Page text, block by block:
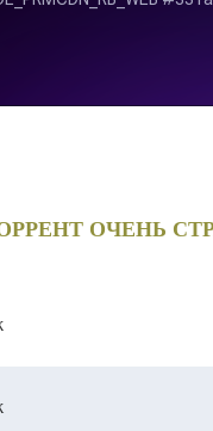
ОЧЕНЬ